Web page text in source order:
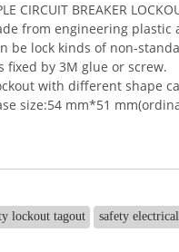
CIRCUIT BREAKER
from engineering plastic
be lock kinds of non-
fixed by 3M glue or screw.
with different shape
size:54 mm*51
lockout tagout safety